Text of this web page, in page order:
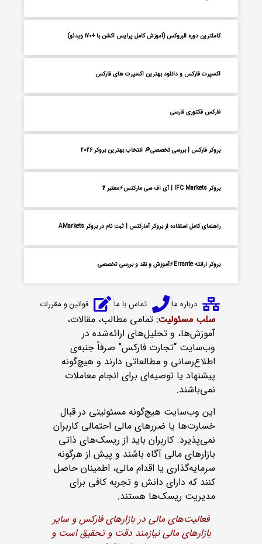
کاملترین دوره البروکس (آموزش کامل پرایس اکشن با +170 ویدئو)
اکسپرت فارکس و دانلود بهترین اکسپرت های فارکس
فارکس فکتوری فارسی
بروکر فارکس | بررسی تخصصی🔎 انتخاب بهترین بروکر 2026
بروکر IFC Markets | آی اف سی مارکتس⚡معتبر ❓
راهنمای کامل استفاده از بروکر آمارکتس | ثبت نام در بروکر AMarkets
بروکر ارانته Errante⚡آموزش و نقد و بررسی تخصصی
درباره ما تماس با ما قوانین و مقررات
سلب مسئولیت: تمامی مطالب، مقالات،
آموزش‌ها، و تحلیل‌های ارائه‌شده در
وب‌سایت “تجارت فارکس” صرفاً جنبه‌ی
اطلاع‌رسانی و مطالعاتی دارند و هیچ‌گونه
پیشنهاد یا توصیه‌ای برای انجام معاملات
نمی‌باشند.
این وب‌سایت هیچ‌گونه مسئولیتی در قبال
خسارت‌ها یا ضررهای مالی احتمالی کاربران
نمی‌پذیرد. کاربران باید از ریسک‌های ذاتی
بازارهای مالی آگاه باشند و پیش از هرگونه
سرمایه‌گذاری یا اقدام مالی، اطمینان حاصل
کنند که دارای دانش و تجربه کافی برای
مدیریت ریسک‌ها هستند.
فعالیت‌های مالی در بازارهای فارکس و سایر
بازارهای مالی نیازمند دقت و تحقیق است و